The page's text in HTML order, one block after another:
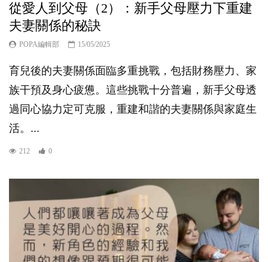
從愛人到父母（2）：新手父母壓力下重建
夫妻關係的秘訣
POPA編輯部 15/05/2025
育兒後的夫妻關係面臨多重挑戰，包括財務壓力、家
族干預及身心疲憊。這些挑戰十分普遍，新手父母透
過同心協力定可克服，重建和諧的夫妻關係與家庭生
活。...
212 0